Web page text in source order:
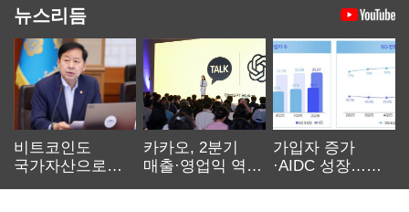
뉴스리듬
비트코인도
국가자산으로…'
카카오, 2분기
매출·영업익 역대
가입자 증가
·AIDC 성장…